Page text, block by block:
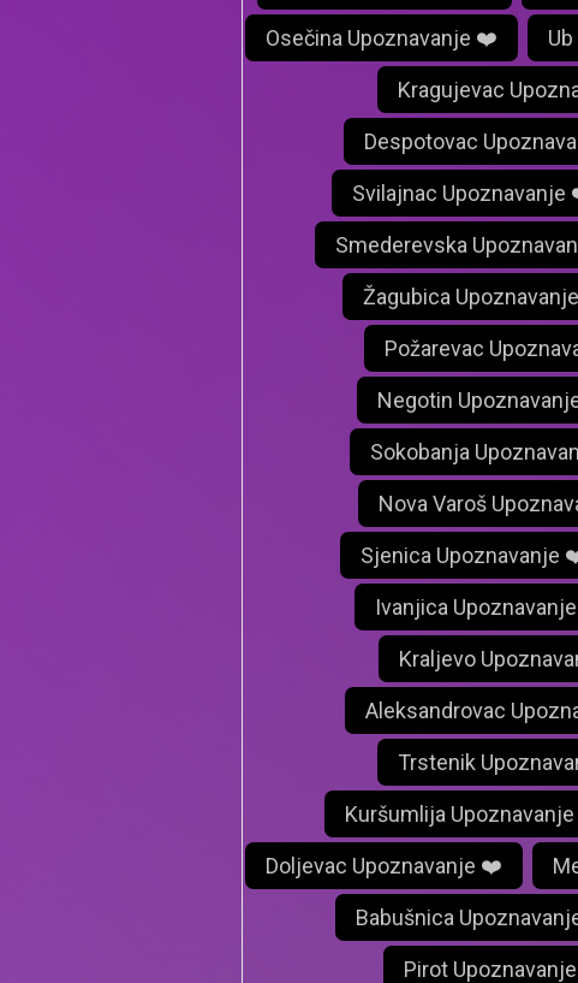
Osečina Upoznavanje ❤️
Kragujevac
Despotovac
Svilajnac Upoznavanje
Smederevska
Žagubica
Požarevac
Negotin
Sokobanja
Nova Varoš
Sjenica Upoznavanje
Ivanjica
Kraljevo
Aleksandrovac
Trstenik
Kuršumlija
Doljevac Upoznavanje ❤️
Babušnica
Pirot